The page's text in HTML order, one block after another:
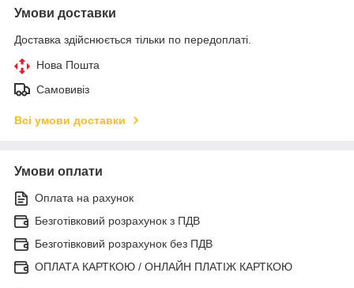
Умови доставки
Доставка здійснюється тільки по передоплаті.
Нова Пошта
Самовивіз
Всі умови доставки
Умови оплати
Оплата на рахунок
Безготівковий розрахунок з ПДВ
Безготівковий розрахунок без ПДВ
ОПЛАТА КАРТКОЮ / ОНЛАЙН ПЛАТІЖ КАРТКОЮ